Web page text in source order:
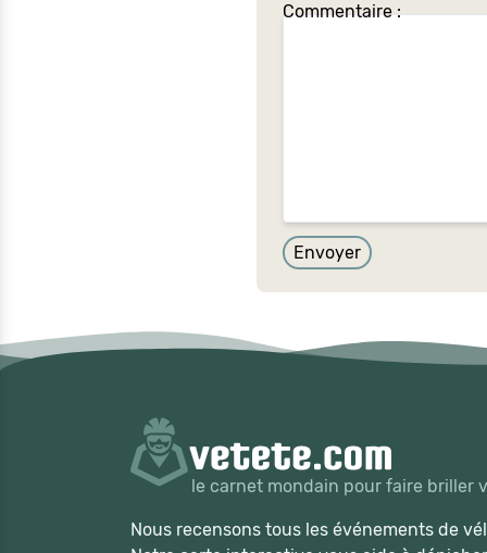
Commentaire :
Envoyer
le carnet mondain pour faire briller
Nous recensons tous les événements de